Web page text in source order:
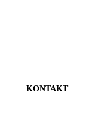
KONTAKT